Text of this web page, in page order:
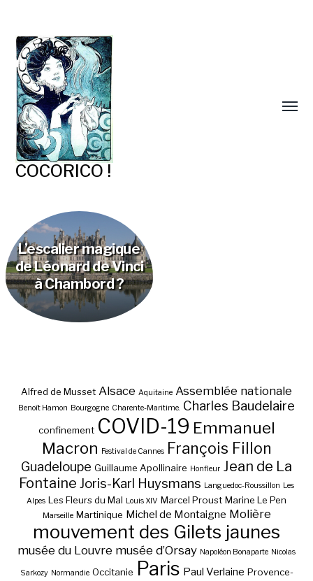
COCORICO !
L’escalier magique
de Léonard de Vinci
à Chambord ?
Alfred de Musset Alsace Aquitaine Assemblée nationale
Benoît Hamon Bourgogne Charente-Maritime. Charles Baudelaire
confinement COVID-19 Emmanuel
Macron Festival de Cannes François Fillon
Guadeloupe Guillaume Apollinaire Honfleur Jean de La
Fontaine Joris-Karl Huysmans Languedoc-Roussillon Les
Alpes Les Fleurs du Mal Louis XIV Marcel Proust Marine Le Pen
Marseille Martinique Michel de Montaigne Molière
mouvement des Gilets jaunes
musée du Louvre musée d’Orsay Napoléon Bonaparte Nicolas
Sarkozy Normandie Occitanie Paris Paul Verlaine Provence-